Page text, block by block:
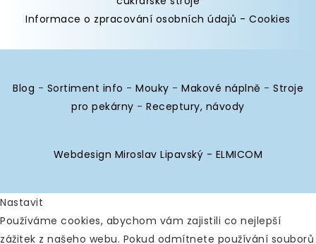
Informace o zpracování osobních údajů -Cookies
Blog - Sortiment info - Mouky - Makové náplně - Stroje
pro pekárny -Receptury, návody
Webdesign Miroslav Lipavský - ELMICOM
Nastavit
Používáme cookies, abychom vám zajistili co nejlepší
zážitek z našeho webu. Pokud odmítnete používání souborů